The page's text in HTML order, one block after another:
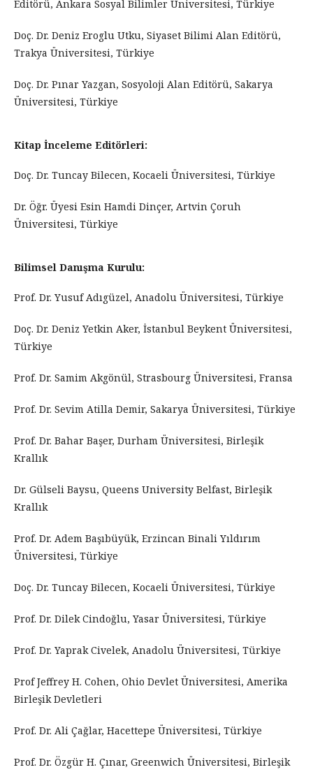
Editörü, Ankara Sosyal Bilimler Üniversitesi, Türkiye
Doç. Dr. Deniz Eroglu Utku, Siyaset Bilimi Alan Editörü,
Trakya Üniversitesi, Türkiye
Doç. Dr. Pınar Yazgan, Sosyoloji Alan Editörü, Sakarya
Üniversitesi, Türkiye
Kitap İnceleme Editörleri:
Doç. Dr. Tuncay Bilecen, Kocaeli Üniversitesi, Türkiye
Dr. Öğr. Üyesi Esin Hamdi Dinçer, Artvin Çoruh
Üniversitesi, Türkiye
Bilimsel Danışma Kurulu:
Prof. Dr. Yusuf Adıgüzel, Anadolu Üniversitesi, Türkiye
Doç. Dr. Deniz Yetkin Aker, İstanbul Beykent Üniversitesi,
Türkiye
Prof. Dr. Samim Akgönül, Strasbourg Üniversitesi, Fransa
Prof. Dr. Sevim Atilla Demir, Sakarya Üniversitesi, Türkiye
Prof. Dr. Bahar Başer, Durham Üniversitesi, Birleşik
Krallık
Dr. Gülseli Baysu, Queens University Belfast, Birleşik
Krallık
Prof. Dr. Adem Başıbüyük, Erzincan Binali Yıldırım
Üniversitesi, Türkiye
Doç. Dr. Tuncay Bilecen, Kocaeli Üniversitesi, Türkiye
Prof. Dr. Dilek Cindoğlu, Yasar Üniversitesi, Türkiye
Prof. Dr. Yaprak Civelek, Anadolu Üniversitesi, Türkiye
Prof Jeffrey H. Cohen, Ohio Devlet Üniversitesi, Amerika
Birleşik Devletleri
Prof. Dr. Ali Çağlar, Hacettepe Üniversitesi, Türkiye
Prof. Dr. Özgür H. Çınar, Greenwich Üniversitesi, Birleşik